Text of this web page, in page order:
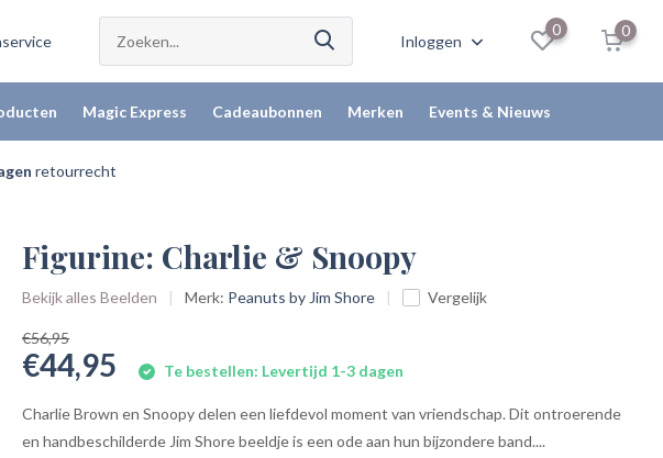
Inloggen
0 0
Magic Express Cadeaubonnen Merken Events & Nieuws
retourrecht
Figurine: Charlie & Snoopy
Bekijk alles Beelden Merk: Peanuts by Jim Shore Vergelijk
€56,95
€44,95 Te bestellen: Levertijd 1-3 dagen
Charlie Brown en Snoopy delen een liefdevol moment van vriendschap. Dit ontroerende
en handbeschilderde Jim Shore beeldje is een ode aan hun bijzondere band....